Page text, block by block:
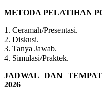
METODA PELATIHAN
1. Ceramah/Presentasi.
2. Diskusi.
3. Tanya Jawab.
4. Simulasi/Praktek.
JADWAL DAN
2026